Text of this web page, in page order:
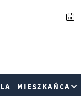
MIESZKAŃCA